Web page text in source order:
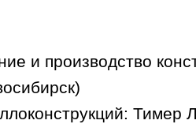
и производство
Тимер